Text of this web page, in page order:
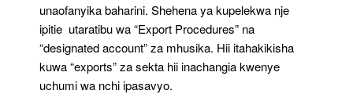
unaofanyika baharini. Shehena ya kupelekwa nje
ipitie utaratibu wa “Export Procedures” na
“designated account” za mhusika. Hii itahakikisha
kuwa “exports” za sekta hii inachangia kwenye
uchumi wa nchi ipasavyo.